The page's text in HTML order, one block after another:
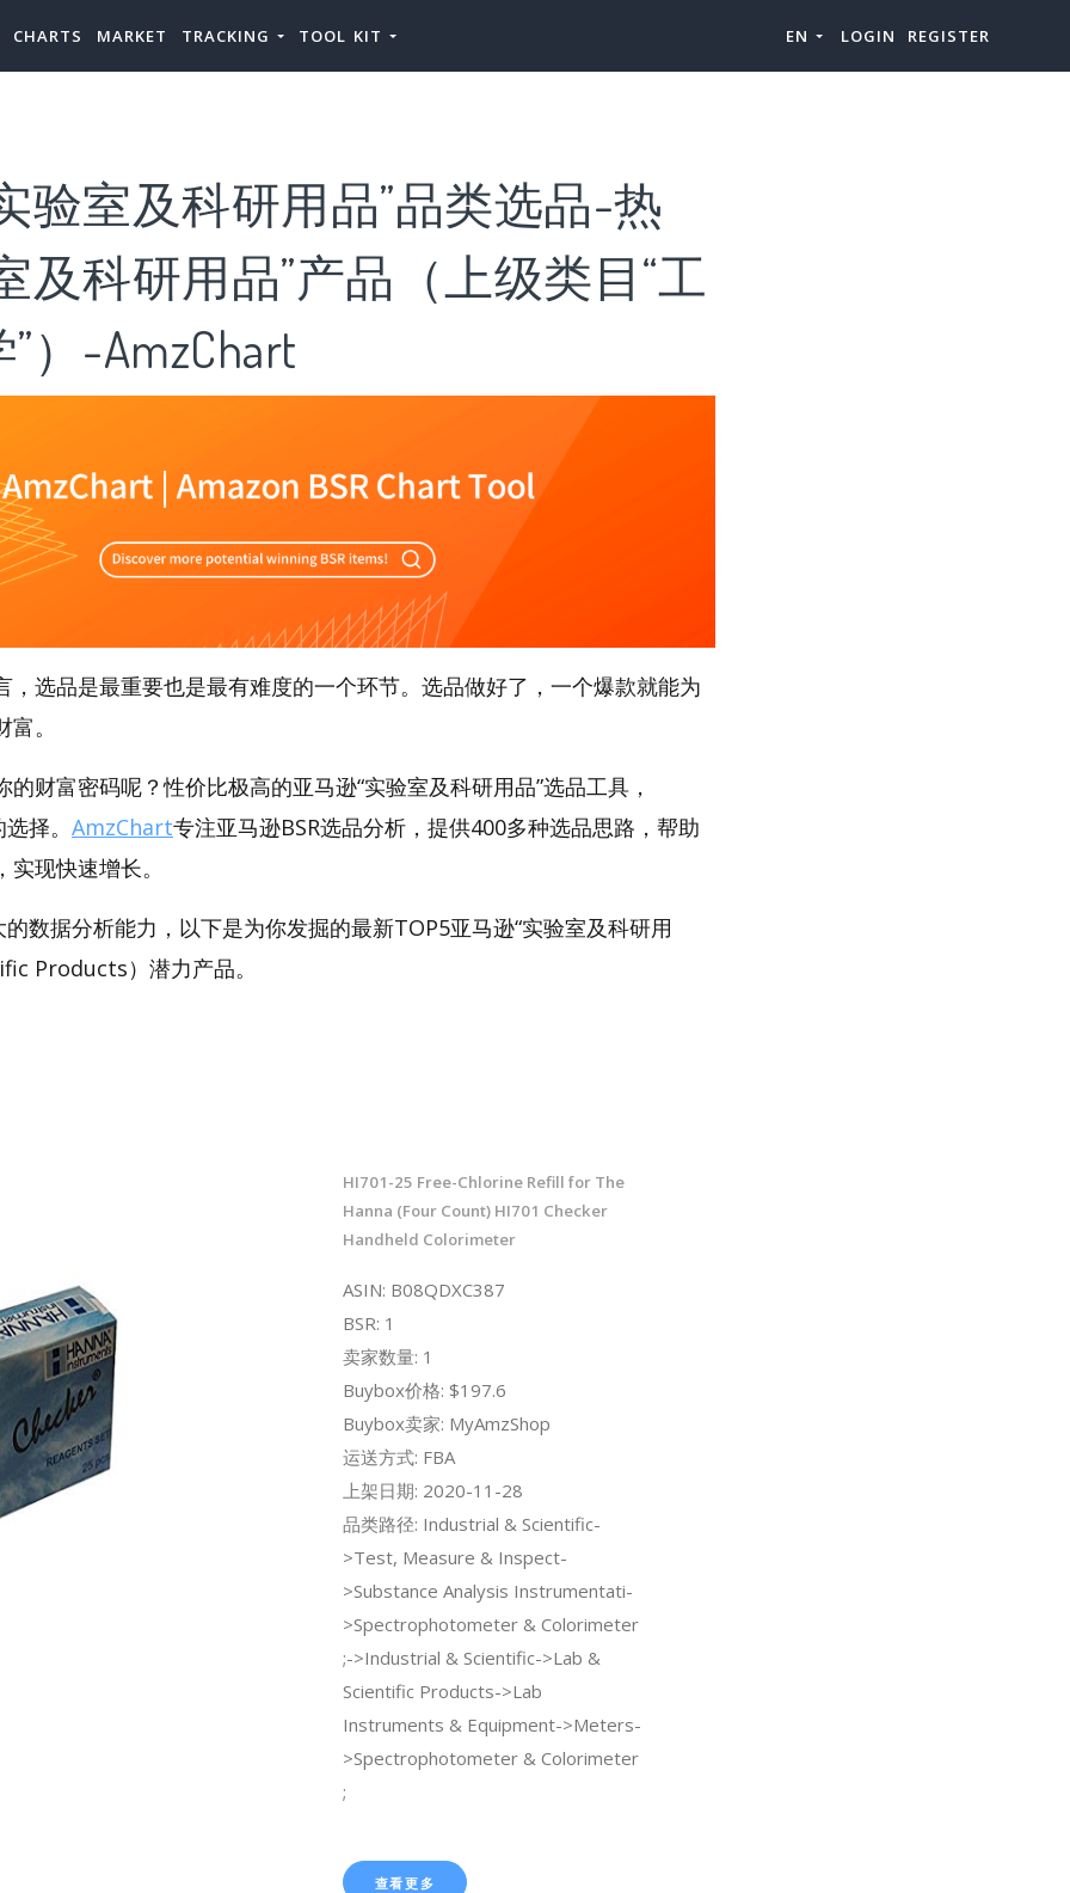
CHARTS MARKET TRACKING TOOL KIT EN LOGIN REGISTER
验室及科研用品”品类选品-热
及科研用品”产品（上级类目“工
）-AmzChart
，选品是最重要也是最有难度的一个环节。选品做好了，一个爆款就能为
。
财富密码呢？性价比极高的亚马逊“实验室及科研用品”选品工具，
择。 AmzChart专注亚马逊BSR选品分析，提供400多种选品思路，帮助
现快速增长。
数据分析能力，以下是为你发掘的最新TOP5亚马逊“实验室及科研用
Products）潜力产品。
HI701-25 Free-Chlorine Refill for The
Hanna (Four Count) HI701 Checker
Handheld Colorimeter
ASIN: B08QDXC387
BSR: 1
卖家数量: 1
Buybox价格: $197.6
Buybox卖家: MyAmzShop
运送方式: FBA
上架日期: 2020-11-28
品类路径: Industrial & Scientific-
>Test, Measure & Inspect-
>Substance Analysis Instrumentati-
>Spectrophotometer & Colorimeter
;->Industrial & Scientific->Lab &
Scientific Products->Lab
Instruments & Equipment->Meters-
>Spectrophotometer & Colorimeter
;
查看更多